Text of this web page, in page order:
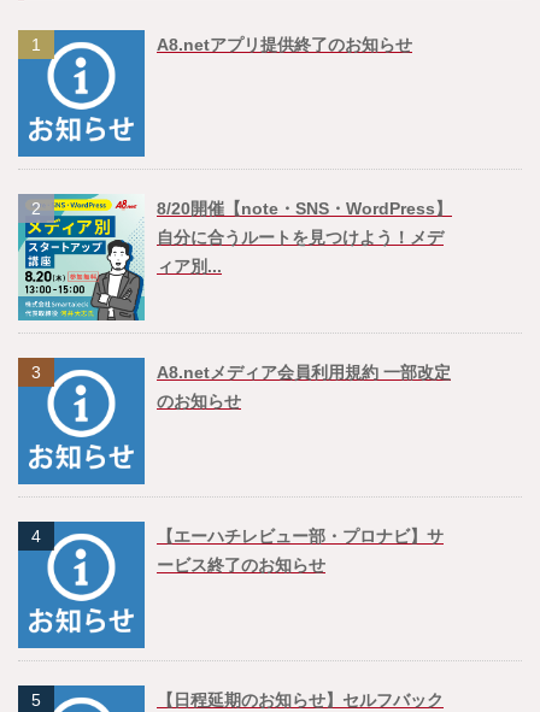
1 A8.netアプリ提供終了のお知らせ
2
8/20開催【note・SNS・WordPress】
自分に合うルートを見つけよう！メデ
ィア別...
3
A8.netメディア会員利用規約 一部改定
のお知らせ
4
【エーハチレビュー部・プロナビ】サ
ービス終了のお知らせ
5
【日程延期のお知らせ】セルフバック